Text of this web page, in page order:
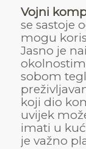
Vojni
se sastoje
mogu
Jasno je
sobom
koji dio
uvijek
imati u
je važno